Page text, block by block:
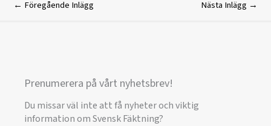
← Föregående Inlägg Nästa Inlägg →
Prenumerera på vårt nyhetsbrev!
Du missar väl inte att få nyheter och viktig
information om Svensk Fäktning?